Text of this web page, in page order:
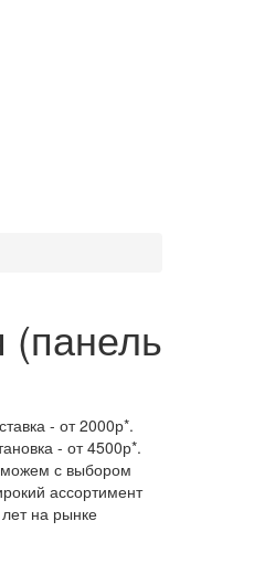
(панель
- от 2000р*.
- от 4500р*.
с выбором
ассортимент
на рынке